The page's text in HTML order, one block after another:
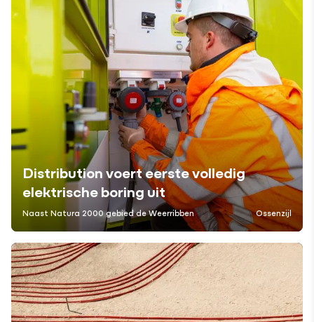
Distribution voert eerste volledig
elektrische boring uit
Naast Natura 2000 gebied de Weerribben Ossenzijl